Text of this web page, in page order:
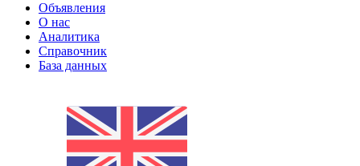
Объявления
О нас
Аналитика
Справочник
База данных